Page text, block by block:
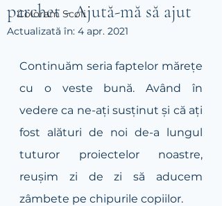
Coloram Scoli
parchet - Ajută-mă să ajut
Actualizată în: 4 apr. 2021
Continuăm seria faptelor mărețe
cu o veste bună. Având în
vedere ca ne-ați susținut și că ați
fost alături de noi de-a lungul
tuturor proiectelor noastre,
reușim zi de zi să aducem
zâmbete pe chipurile copiilor.